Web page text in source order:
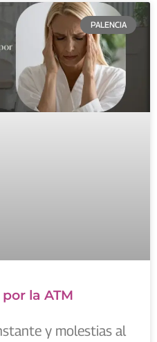
PALENCIA
la ATM
y molestias al